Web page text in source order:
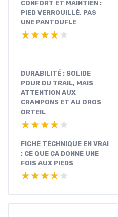
CONFORT ET MAINTIEN :
PIED VERROUILLÉ, PAS
UNE PANTOUFLE
★★★★★
★★★★★
DURABILITÉ : SOLIDE
POUR DU TRAIL, MAIS
ATTENTION AUX
CRAMPONS ET AU GROS
ORTEIL
★★★★★
★★★★★
FICHE TECHNIQUE EN VRAI
: CE QUE ÇA DONNE UNE
FOIS AUX PIEDS
★★★★★
★★★★★